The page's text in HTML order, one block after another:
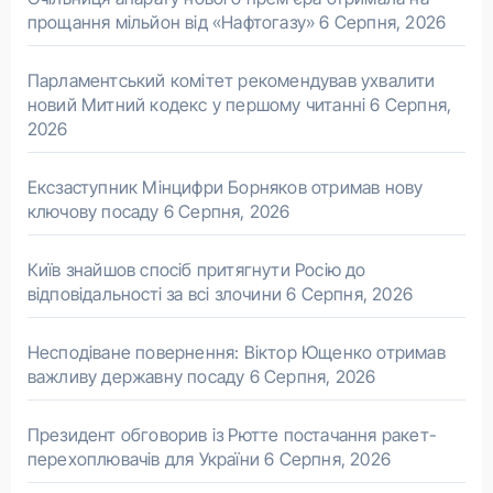
прощання мільйон від «Нафтогазу» 6 Серпня, 2026
Парламентський комітет рекомендував ухвалити
новий Митний кодекс у першому читанні 6 Серпня,
2026
Ексзаступник Мінцифри Борняков отримав нову
ключову посаду 6 Серпня, 2026
Київ знайшов спосіб притягнути Росію до
відповідальності за всі злочини 6 Серпня, 2026
Несподіване повернення: Віктор Ющенко отримав
важливу державну посаду 6 Серпня, 2026
Президент обговорив із Рютте постачання ракет-
перехоплювачів для України 6 Серпня, 2026